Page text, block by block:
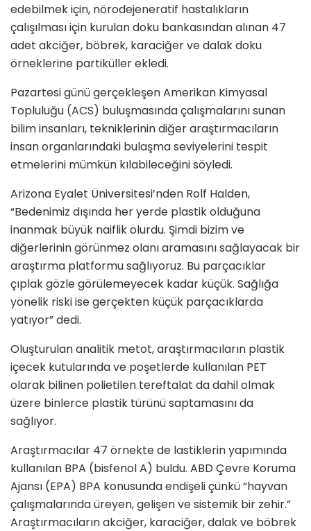
edebilmek için, nörodejeneratif hastalıkların
çalışılması için kurulan doku bankasından alınan 47
adet akciğer, böbrek, karaciğer ve dalak doku
örneklerine partiküller ekledi.
Pazartesi günü gerçekleşen Amerikan Kimyasal
Topluluğu (ACS) buluşmasında çalışmalarını sunan
bilim insanları, tekniklerinin diğer araştırmacıların
insan organlarındaki bulaşma seviyelerini tespit
etmelerini mümkün kılabileceğini söyledi.
Arizona Eyalet Üniversitesi’nden Rolf Halden,
“Bedenimiz dışında her yerde plastik olduğuna
inanmak büyük naiflik olurdu. Şimdi bizim ve
diğerlerinin görünmez olanı aramasını sağlayacak bir
araştırma platformu sağlıyoruz. Bu parçacıklar
çıplak gözle görülemeyecek kadar küçük. Sağlığa
yönelik riski ise gerçekten küçük parçacıklarda
yatıyor” dedi.
Oluşturulan analitik metot, araştırmacıların plastik
içecek kutularında ve poşetlerde kullanılan PET
olarak bilinen polietilen tereftalat da dahil olmak
üzere binlerce plastik türünü saptamasını da
sağlıyor.
Araştırmacılar 47 örnekte de lastiklerin yapımında
kullanılan BPA (bisfenol A) buldu. ABD Çevre Koruma
Ajansı (EPA) BPA konusunda endişeli çünkü “hayvan
çalışmalarında üreyen, gelişen ve sistemik bir zehir.”
Araştırmacıların akciğer, karaciğer, dalak ve böbrek